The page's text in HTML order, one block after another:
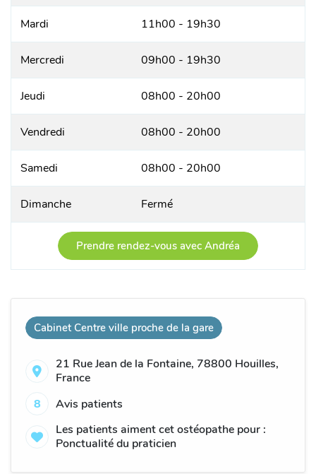
Cabinet Centre ville proche de la gare
21 Rue Jean de la Fontaine, 78800 Houilles,
France
8
Avis patients
Les patients aiment cet ostéopathe pour :
Ponctualité du praticien
Mardi 11h00 - 19h30
Mercredi 09h00 - 19h30
Jeudi 08h00 - 20h00
Vendredi 08h00 - 20h00
Samedi 08h00 - 20h00
Dimanche Fermé
Prendre rendez-vous avec Andréa